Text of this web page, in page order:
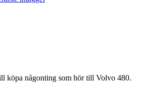
köpa någonting som hör till Volvo 480.